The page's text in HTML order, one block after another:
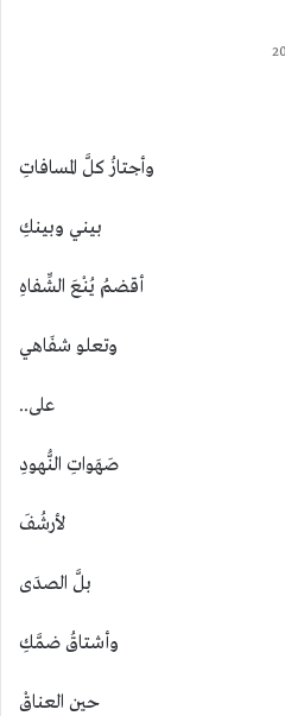
وأجتازُ كلَّ المسافاتِ
بيني وبينكِ
أقضمُ يُنْعَ الشِّفاهِ
وتعلو شفَاهي
على..
صَهَواتِ النُّهودِ
لأرشُفَ
بلَّ الصدَى
وأشتاقُ ضمَّكِ
حين العناقْ